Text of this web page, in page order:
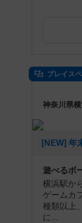
プレイス
遊べるボ
横浜駅か
ゲームカ
種類以上
に...